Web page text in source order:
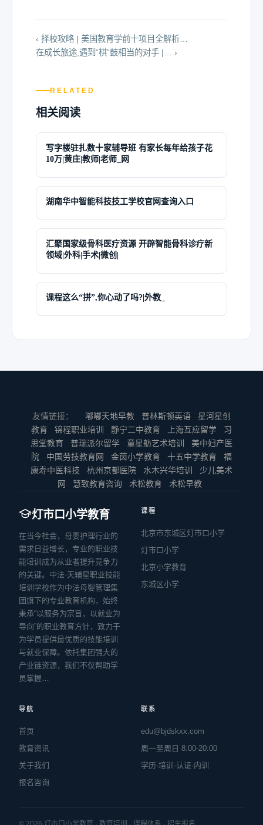
‹ 择校攻略 | 美国教育学前十项目全解析…
在成长旅途,遇到“棋”鼓相当的对手 |… ›
RELATED
相关阅读
写字楼驻扎数十家辅导班 有家长每年给孩子花
10万|黄庄|教师|老师_网
湖南华中智能科技技工学校官网查询入口
汇聚国家级骨科医疗资源 开辟智能骨科诊疗新
领域|外科|手术|微创|
课程这么“拼”,你心动了吗?|外教_
友情链接： 嘟嘟天地早教 普林斯顿英语
星河星创
教育
锦程职业培训 静宁二中教育 上海互应留学
习
思堂教育
普瑞派尔留学 童星舫艺术培训
美中妇产医
院
中国劳技教育网 金茵小学教育 十五中学教育
福
康寿中医科技
杭州京都医院 水木兴华培训
少儿美术
网
慧致教育咨询 术松教育 术松早教
灯市口小学教育
在当今社会，母婴护理行业的
需求日益增长，专业的职业技
能培训成为从业者提升竞争力
的关键。中法·天辅星职业技能
培训学校作为中法母婴管理集
团旗下的专业教育机构，始终
秉承“以服务为宗旨，以就业为
导向”的职业教育方针，致力于
为学员提供最优质的技能培训
与就业保障。依托集团强大的
产业链资源，我们不仅帮助学
员掌握…
课程
北京市东城区灯市口小学
灯市口小学
北京小学教育
东城区小学
导航
首页
教育资讯
关于我们
报名咨询
联系
edu@bjdskxx.com
周一至周日 8:00-20:00
学历·培训·认证·内训